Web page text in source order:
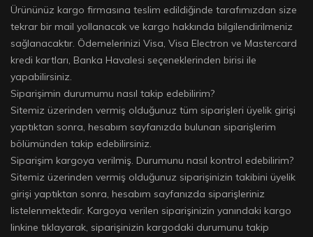
Ürününüz kargo firmasına teslim edildiğinde tarafımızdan size
tekrar bir mail yollanacak ve kargo hakkında bilgilendirilmeniz
sağlanacaktır. Ödemelerinizi Visa, Visa Electron ve Mastercard
kredi kartları, Banka Havalesi seçeneklerinden birisi ile
yapabilirsiniz.
Siparişimin durumumu nasıl takip edebilirim?
Sitemiz üzerinden vermiş olduğunuz tüm siparişleri üyelik girişi
yaptıktan sonra, hesabım sayfanızda bulunan siparişlerim
bölümünden takip edebilirsiniz.
Siparişim kargoya verilmiş. Durumunu nasıl kontrol edebilirim?
Sitemiz üzerinden vermiş olduğunuz siparişinizin takibini üyelik
girişi yaptıktan sonra, hesabım sayfanızda siparişleriniz
listelenmektedir. Kargoya verilen siparişinizin yanındaki kargo
linkine tıklayarak, siparişinizin kargodaki durumunu takip